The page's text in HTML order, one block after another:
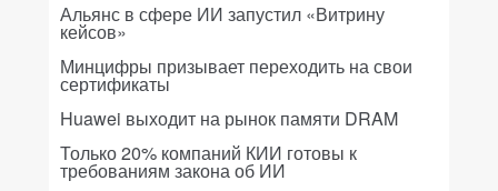
Альянс в сфере ИИ запустил «Витрину
кейсов»
Минцифры призывает переходить на свои
сертификаты
Huawei выходит на рынок памяти DRAM
Только 20% компаний КИИ готовы к
требованиям закона об ИИ